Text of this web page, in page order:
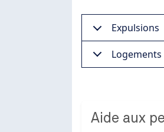
Expulsions
Aide aux